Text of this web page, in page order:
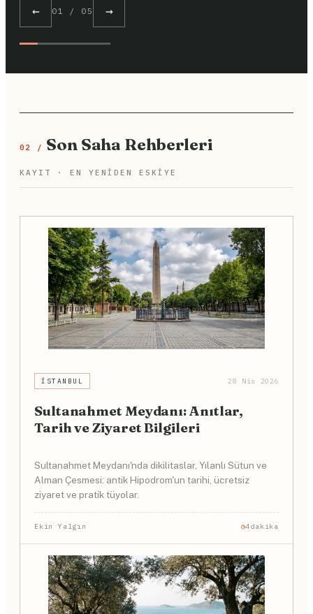
← 01 / 05 →
02 / Son Saha Rehberleri
KAYIT · EN YENIDEN ESKIYE
İSTANBUL 28 Nis 2026
Sultanahmet Meydanı: Anıtlar,
Tarih ve Ziyaret Bilgileri
Sultanahmet Meydanı'nda dikilitaslar, Yılanlı Sütun ve
Alman Çesmesi: antik Hipodrom'un tarihi, ücretsiz
ziyaret ve pratik tüyolar.
Ekin Yalgın 4dakika